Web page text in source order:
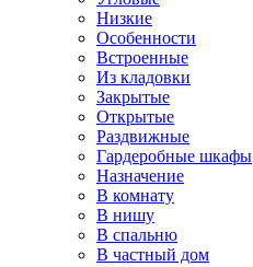
Низкие
Особенности
Встроенные
Из кладовки
Закрытые
Открытые
Раздвижные
Гардеробные шкафы
Назначение
В комнату
В нишу
В спальню
В частный дом